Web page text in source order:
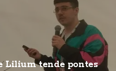
Lilium tende pontes